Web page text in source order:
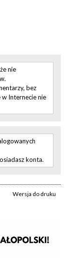
nie
bez
Internecie nie
konta.
Wersja do druku